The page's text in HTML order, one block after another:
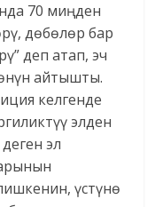
70 миңден
дөбөлөр бар
деп атап, эч
айтышты.
келгенде
элден
эл
үстүнө